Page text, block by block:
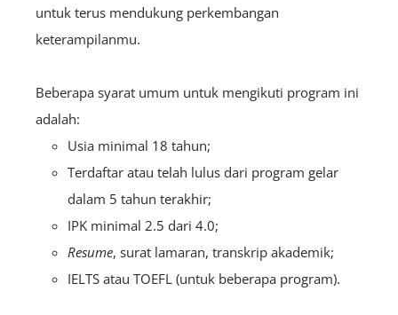
untuk terus mendukung perkembangan
keterampilanmu.
Beberapa syarat umum untuk mengikuti program ini
adalah:
Usia minimal 18 tahun;
Terdaftar atau telah lulus dari program gelar
dalam 5 tahun terakhir;
IPK minimal 2.5 dari 4.0;
Resume, surat lamaran, transkrip akademik;
IELTS atau TOEFL (untuk beberapa program).